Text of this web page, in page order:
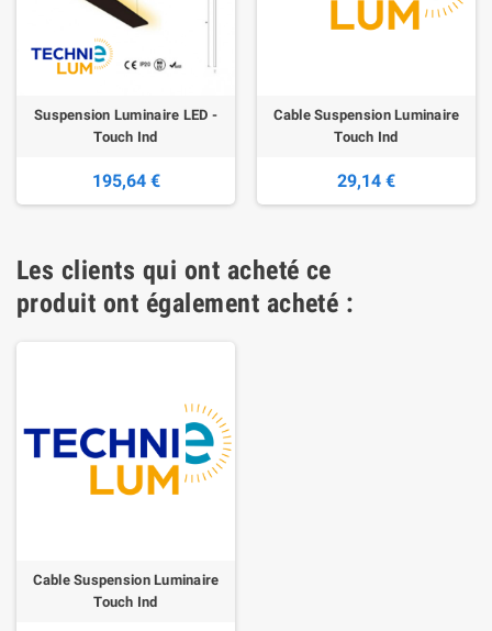
Suspension Luminaire LED -
Touch Ind
195,64 €
Cable Suspension Luminaire
Touch Ind
29,14 €
Les clients qui ont acheté ce
produit ont également acheté :
Cable Suspension Luminaire
Touch Ind